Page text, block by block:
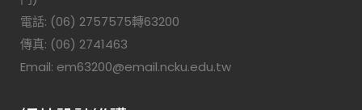
電話: (06) 2757575轉63200
傳真: (06) 2741463
Email: em63200@email.ncku.edu.tw